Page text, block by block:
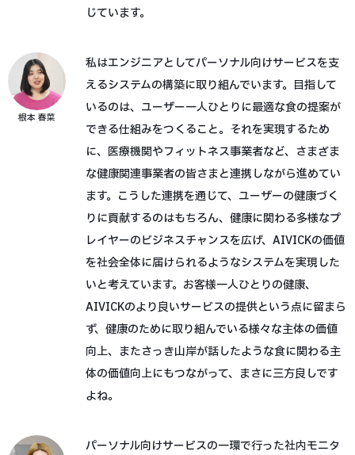
じています。
根本 春菜
私はエンジニアとしてパーソナル向けサービスを支
えるシステムの構築に取り組んでいます。目指して
いるのは、ユーザー一人ひとりに最適な食の提案が
できる仕組みをつくること。それを実現するため
に、医療機関やフィットネス事業者など、さまざま
な健康関連事業者の皆さまと連携しながら進めてい
ます。こうした連携を通じて、ユーザーの健康づく
りに貢献するのはもちろん、健康に関わる多様なプ
レイヤーのビジネスチャンスを広げ、AIVICKの価値
を社会全体に届けられるようなシステムを実現した
いと考えています。お客様一人ひとりの健康、
AIVICKのより良いサービスの提供という点に留まら
ず、健康のために取り組んでいる様々な主体の価値
向上、またさっき山岸が話したような食に関わる主
体の価値向上にもつながって、まさに三方良しです
よね。
パーソナル向けサービスの一環で行った社内モニタ